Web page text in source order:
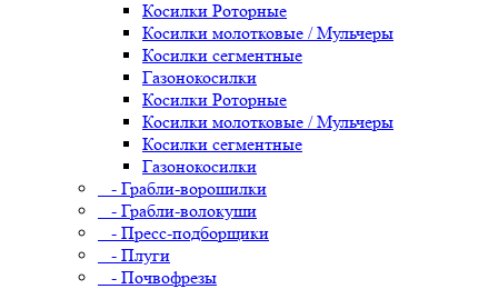
Косилки Роторные
Косилки молотковые / Мульчеры
Косилки сегментные
Газонокосилки
Косилки Роторные
Косилки молотковые / Мульчеры
Косилки сегментные
Газонокосилки
- Грабли-ворошилки
- Грабли-волокуши
- Пресс-подборщики
- Плуги
- Почвофрезы